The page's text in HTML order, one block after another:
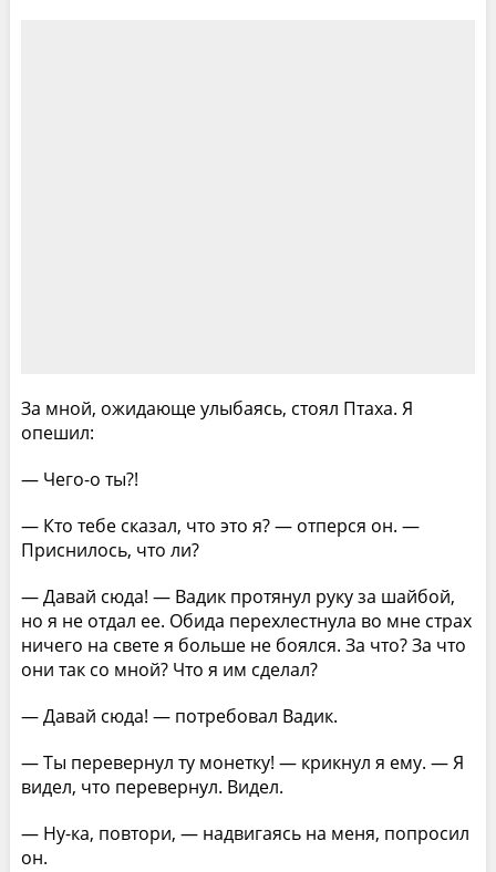
За мной, ожидающе улыбаясь, стоял Птаха. Я
oпeшил:
— Чего-о ты?!
— Кто тебе сказал, что это я? — отперся он. —
Приснилось, что ли?
— Давай сюда! — Вадик протянул руку за шайбой,
но я не отдал ее. Обида перехлестнула во мне страх
ничего на свете я больше не боялся. За что? За что
они так со мной? Что я им сделал?
— Давай сюда! — потребовал Вадик.
— Ты перевернул ту монетку! — крикнул я ему. — Я
видел, что перевернул. Видел.
— Ну-ка, повтори, — надвигаясь на меня, попросил
он.